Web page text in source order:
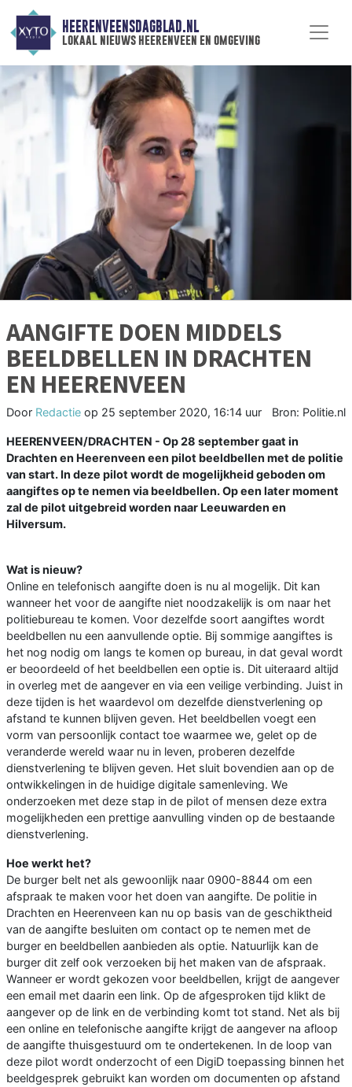
HEERENVEENSDAGBLAD.NL
lokaal nieuws heerenveen en omgeving
AANGIFTE DOEN MIDDELS
BEELDBELLEN IN DRACHTEN
EN HEERENVEEN
Door Redactie op 25 september 2020, 16:14 uur Bron: Politie.nl
HEERENVEEN/DRACHTEN - Op 28 september gaat in
Drachten en Heerenveen een pilot beeldbellen met de politie
van start. In deze pilot wordt de mogelijkheid geboden om
aangiftes op te nemen via beeldbellen. Op een later moment
zal de pilot uitgebreid worden naar Leeuwarden en
Hilversum.
Wat is nieuw?
Online en telefonisch aangifte doen is nu al mogelijk. Dit kan
wanneer het voor de aangifte niet noodzakelijk is om naar het
politiebureau te komen. Voor dezelfde soort aangiftes wordt
beeldbellen nu een aanvullende optie. Bij sommige aangiftes is
het nog nodig om langs te komen op bureau, in dat geval wordt
er beoordeeld of het beeldbellen een optie is. Dit uiteraard altijd
in overleg met de aangever en via een veilige verbinding. Juist in
deze tijden is het waardevol om dezelfde dienstverlening op
afstand te kunnen blijven geven. Het beeldbellen voegt een
vorm van persoonlijk contact toe waarmee we, gelet op de
veranderde wereld waar nu in leven, proberen dezelfde
dienstverlening te blijven geven. Het sluit bovendien aan op de
ontwikkelingen in de huidige digitale samenleving. We
onderzoeken met deze stap in de pilot of mensen deze extra
mogelijkheden een prettige aanvulling vinden op de bestaande
dienstverlening.
Hoe werkt het?
De burger belt net als gewoonlijk naar 0900-8844 om een
afspraak te maken voor het doen van aangifte. De politie in
Drachten en Heerenveen kan nu op basis van de geschiktheid
van de aangifte besluiten om contact op te nemen met de
burger en beeldbellen aanbieden als optie. Natuurlijk kan de
burger dit zelf ook verzoeken bij het maken van de afspraak.
Wanneer er wordt gekozen voor beeldbellen, krijgt de aangever
een email met daarin een link. Op de afgesproken tijd klikt de
aangever op de link en de verbinding komt tot stand. Net als bij
een online en telefonische aangifte krijgt de aangever na afloop
de aangifte thuisgestuurd om te ondertekenen. In de loop van
deze pilot wordt onderzocht of een DigiD toepassing binnen het
beeldgesprek gebruikt kan worden om documenten op afstand